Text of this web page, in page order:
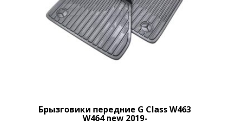
Брызговики передние G Class W463
W464 new 2019-